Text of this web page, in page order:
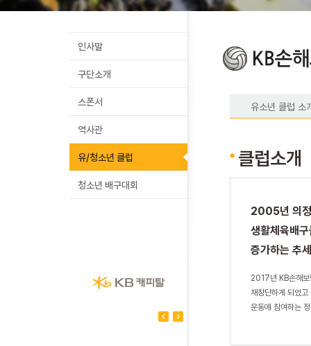
인사말
구단소개
스폰서
역사관
유/청소년 클럽
청소년 배구대회
유소년 클럽 소
클럽소개
2005년 의정
생활체육배
증가하는 추
2017년 KB손해
재창단하게 되었
운동에 참여하는